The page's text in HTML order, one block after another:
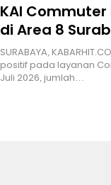
KAI
di Area 8
SURABAYA,
positif pada layanan
Juli 2026, jumlah…